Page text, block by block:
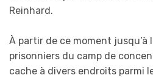
Reinhard.
À partir de ce moment jusqu’à
prisonniers du camp de
cache à divers endroits parmi